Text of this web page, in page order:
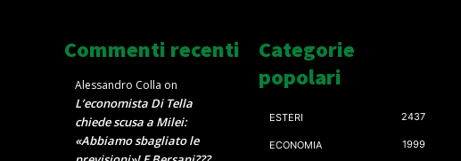
Commenti recenti
Alessandro Colla on
L’economista Di Tella
chiede scusa a Milei:
«Abbiamo sbagliato le
Categorie
popolari
ESTERI 2437
ECONOMIA 1999